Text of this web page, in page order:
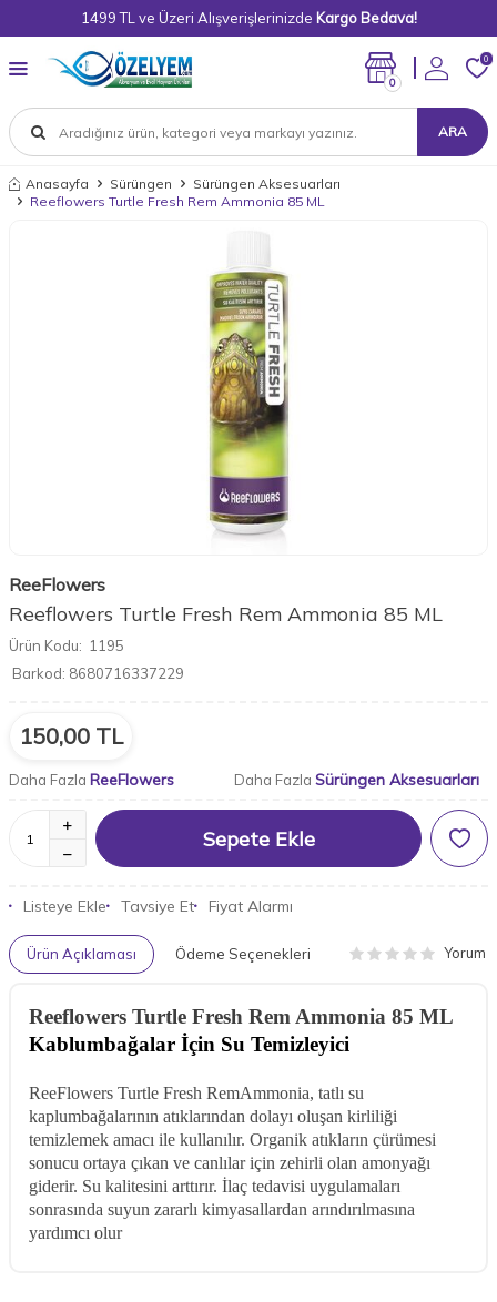
1499 TL ve Üzeri Alışverişlerinizde Kargo Bedava!
ARA
0
0
Anasayfa Sürüngen
Sürüngen Aksesuarları
Reeflowers Turtle Fresh Rem Ammonia 85 ML
ReeFlowers
Reeflowers Turtle Fresh Rem Ammonia 85 ML
Ürün Kodu: 1195
Barkod: 8680716337229
150,00 TL
Daha Fazla ReeFlowers Daha Fazla Sürüngen Aksesuarları
Sepete Ekle
Listeye Ekle Tavsiye Et Fiyat Alarmı
Ürün Açıklaması Ödeme Seçenekleri Yorum
Reeflowers Turtle Fresh Rem Ammonia 85 ML
Kablumbağalar İçin Su Temizleyici
ReeFlowers Turtle Fresh RemAmmonia, tatlı su
kaplumbağalarının atıklarından dolayı oluşan kirliliği
temizlemek amacı ile kullanılır. Organik atıkların çürümesi
sonucu ortaya çıkan ve canlılar için zehirli olan amonyağı
giderir. Su kalitesini arttırır. İlaç tedavisi uygulamaları
sonrasında suyun zararlı kimyasallardan arındırılmasına
yardımcı olur